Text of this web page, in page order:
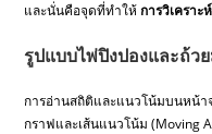
และนั่นคือจุดที่ทำให้การวิเครา
รูปแบบไพ่ปิงปองและถ้ว
การอ่านสถิติและแนวโน้มบนหน้
กราฟและเส้นแนวโน้ม (Moving